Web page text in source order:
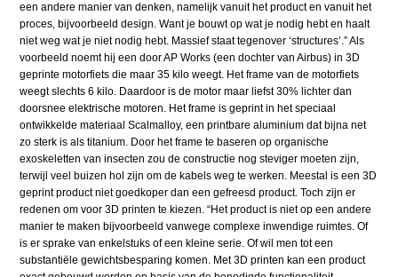
een andere manier van denken, namelijk vanuit het product en vanuit het
proces, bijvoorbeeld design. Want je bouwt op wat je nodig hebt en haalt
niet weg wat je niet nodig hebt. Massief staat tegenover ‘structures’.” Als
voorbeeld noemt hij een door AP Works (een dochter van Airbus) in 3D
geprinte motorfiets die maar 35 kilo weegt. Het frame van de motorfiets
weegt slechts 6 kilo. Daardoor is de motor maar liefst 30% lichter dan
doorsnee elektrische motoren. Het frame is geprint in het speciaal
ontwikkelde materiaal Scalmalloy, een printbare aluminium dat bijna net
zo sterk is als titanium. Door het frame te baseren op organische
exoskeletten van insecten zou de constructie nog steviger moeten zijn,
terwijl veel buizen hol zijn om de kabels weg te werken. Meestal is een 3D
geprint product niet goedkoper dan een gefreesd product. Toch zijn er
redenen om voor 3D printen te kiezen. “Het product is niet op een andere
manier te maken bijvoorbeeld vanwege complexe inwendige ruimtes. Of
is er sprake van enkelstuks of een kleine serie. Of wil men tot een
substantiële gewichtsbesparing komen. Met 3D printen kan een product